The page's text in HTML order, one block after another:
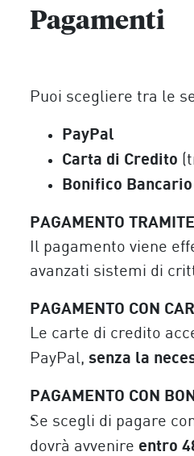
Pagamenti
Puoi scegliere tra le
PayPal
Carta di Credito
Bonifico Bancario
PAGAMENTO
Il pagamento viene
avanzati sistemi di
PAGAMENTO CON
Le carte di credito
PayPal, senza la
PAGAMENTO CON
Se scegli di pagare
dovrà avvenire entro